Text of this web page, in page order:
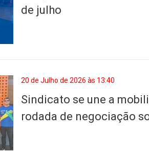
de julho
20 de Julho de 2026 às 13:40
Sindicato se une a
rodada de negociação